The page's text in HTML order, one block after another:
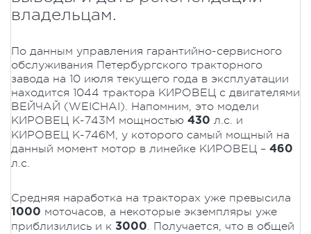
владельцам.
По данным управления гарантийно-сервисного
обслуживания Петербургского тракторного
завода на 10 июля текущего года в эксплуатации
находится 1044 трактора КИРОВЕЦ с двигателями
ВЕЙЧАЙ (WEICHAI). Напомним, это модели
КИРОВЕЦ К-743М мощностью 430 л.с. и
КИРОВЕЦ К-746М, у которого самый мощный на
данный момент мотор в линейке КИРОВЕЦ – 460
л.с.
Средняя наработка на тракторах уже превысила
1000 моточасов, а некоторые экземпляры уже
приблизились и к 3000. Получается, что в общей